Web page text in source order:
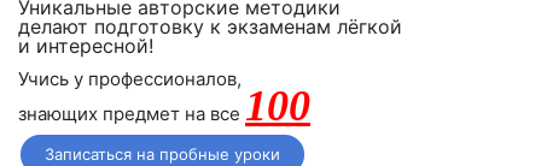
Уникальные авторские методики
делают подготовку к экзаменам лёгкой
и интересной!
Учись у профессионалов,
знающих предмет на все 100
Записаться на пробные уроки